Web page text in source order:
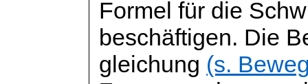
Formel für die
beschäftigen. Die
gleichung (s.